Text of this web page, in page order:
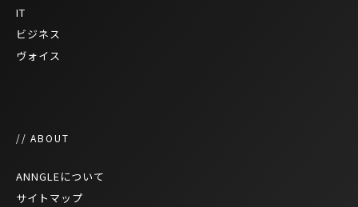
IT
ビジネス
ヴォイス
// ABOUT
ANNGLEについて
サイトマップ